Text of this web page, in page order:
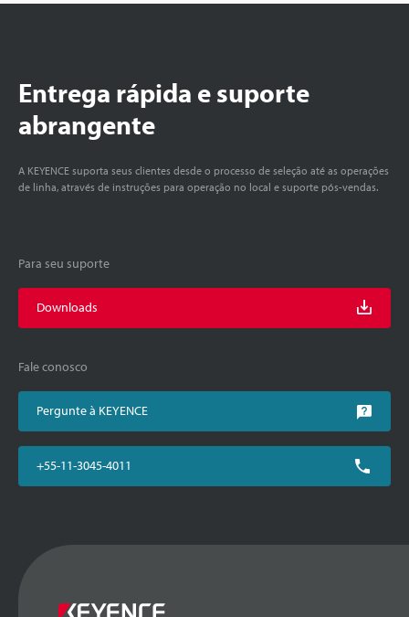
Entrega rápida e suporte
abrangente
A KEYENCE suporta seus clientes desde o processo de seleção até as operações
de linha, através de instruções para operação no local e suporte pós-vendas.
Para seu suporte
Downloads
Fale conosco
Pergunte à KEYENCE
+55-11-3045-4011